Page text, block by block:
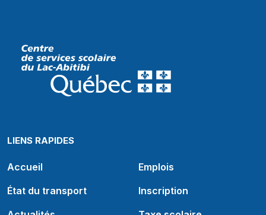
LIENS RAPIDES
Accueil
État du transport
Emplois
Inscription